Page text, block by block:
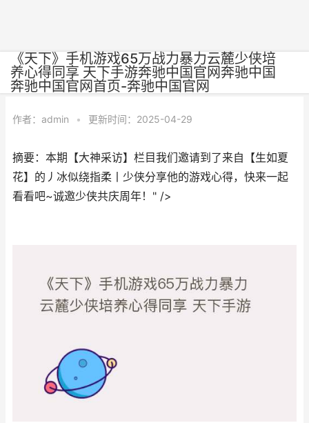
《天下》手机游戏65万战力暴力云麓少侠培
养心得同享 天下手游奔驰中国官网奔驰中国
奔驰中国官网首页-奔驰中国官网
作者： admin • 更新时间：2025-04-29
摘要：本期【大神采访】栏目我们邀请到了来自【生如夏
花】的丿冰似绕指柔丨少侠分享他的游戏心得，快来一起
看看吧~诚邀少侠共庆周年！" />